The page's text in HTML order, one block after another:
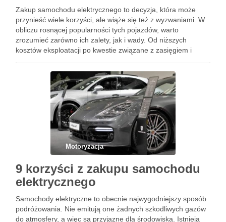
Zakup samochodu elektrycznego to decyzja, która może
przynieść wiele korzyści, ale wiąże się też z wyzwaniami. W
obliczu rosnącej popularności tych pojazdów, warto
zrozumieć zarówno ich zalety, jak i wady. Od niższych
kosztów eksploatacji po kwestie związane z zasięgiem i
dynamicznie …
Motoryzacja
9 korzyści z zakupu samochodu
elektrycznego
Samochody elektryczne to obecnie najwygodniejszy sposób
podróżowania. Nie emitują one żadnych szkodliwych gazów
do atmosfery, a więc są przyjazne dla środowiska. Istnieją